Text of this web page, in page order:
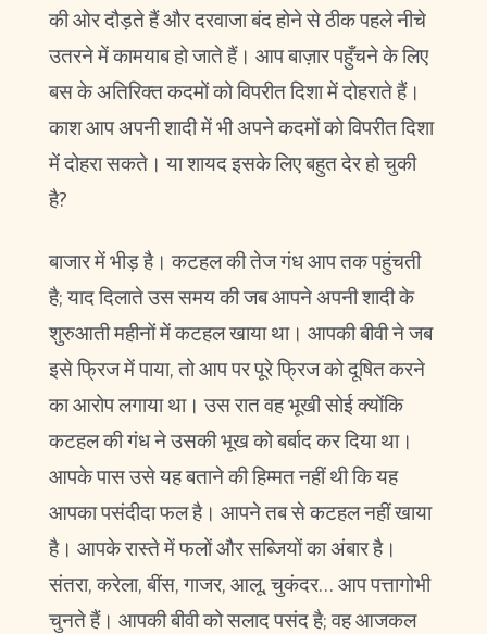
की ओर दौड़ते हैं और दरवाजा बंद होने से ठीक पहले नीचे
उतरने में कामयाब हो जाते हैं। आप बाज़ार पहुँचने के लिए
बस के अतिरिक्त कदमों को विपरीत दिशा में दोहराते हैं।
काश आप अपनी शादी में भी अपने कदमों को विपरीत दिशा
में दोहरा सकते। या शायद इसके लिए बहुत देर हो चुकी
है?
बाजार में भीड़ है। कटहल की तेज गंध आप तक पहुंचती
है; याद दिलाते उस समय की जब आपने अपनी शादी के
शुरुआती महीनों में कटहल खाया था। आपकी बीवी ने जब
इसे फ्रिज में पाया, तो आप पर पूरे फ्रिज को दूषित करने
का आरोप लगाया था। उस रात वह भूखी सोई क्योंकि
कटहल की गंध ने उसकी भूख को बर्बाद कर दिया था।
आपके पास उसे यह बताने की हिम्मत नहीं थी कि यह
आपका पसंदीदा फल है। आपने तब से कटहल नहीं खाया
है। आपके रास्ते में फलों और सब्जियों का अंबार है।
संतरा, करेला, बींस, गाजर, आलू, चुकंदर… आप पत्तागोभी
चुनते हैं। आपकी बीवी को सलाद पसंद है; वह आजकल